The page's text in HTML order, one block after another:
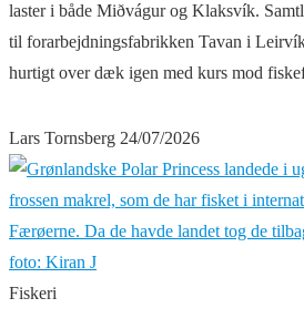
laster i både Miðvágur og Klaksvík.
til forarbejdningsfabrikken Tavan i
hurtigt over dæk igen med kurs mod
Lars Tornsberg 24/07/2026
Fiskeri